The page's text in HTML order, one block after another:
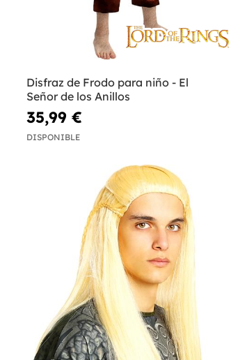
Disfraz de Frodo para niño - El
Señor de los Anillos
35,99 €
DISPONIBLE